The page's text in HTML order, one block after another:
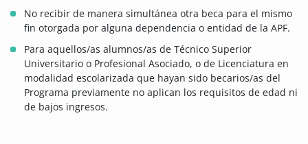
No recibir de manera simultánea otra beca para el mismo
fin otorgada por alguna dependencia o entidad de la APF.
Para aquellos/as alumnos/as de Técnico Superior
Universitario o Profesional Asociado, o de Licenciatura en
modalidad escolarizada que hayan sido becarios/as del
Programa previamente no aplican los requisitos de edad ni
de bajos ingresos.